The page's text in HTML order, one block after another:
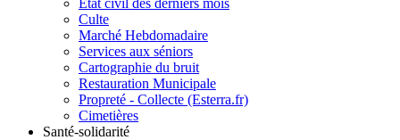
Etat civil des derniers mois
Culte
Marché Hebdomadaire
Services aux séniors
Cartographie du bruit
Restauration Municipale
Propreté - Collecte (Esterra.fr)
Cimetières
Santé-solidarité